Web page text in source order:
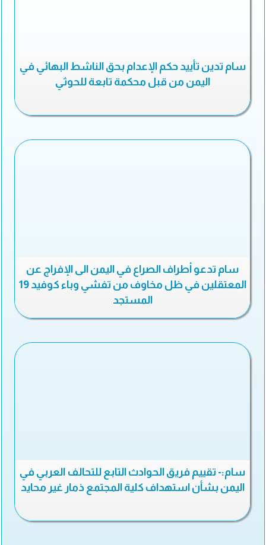
سام تدين تأييد حكم الإعدام بحق الناشط البهائي في
اليمن من قبل محكمة تابعة للحوثي
سام تدعو أطراف الصراع في اليمن الى الإفراج عن
المعتقلين في ظل مخاوف من تفشي وباء كوفيد 19
المستجد
سام:- تقييم فريق الحوادث التابع للتحالف العربي في
اليمن بشأن استهداف كلية المجتمع ذمار غير محايد